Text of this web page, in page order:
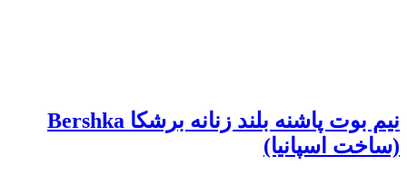
نیم بوت پاشنه بلند زنانه برشکا Bershka
(ساخت اسپانیا)